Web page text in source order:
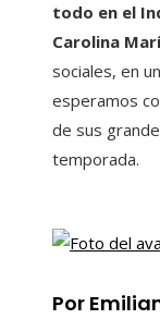
todo en el
Carolina
sociales, en
esperamos
de sus
temporada.
Por